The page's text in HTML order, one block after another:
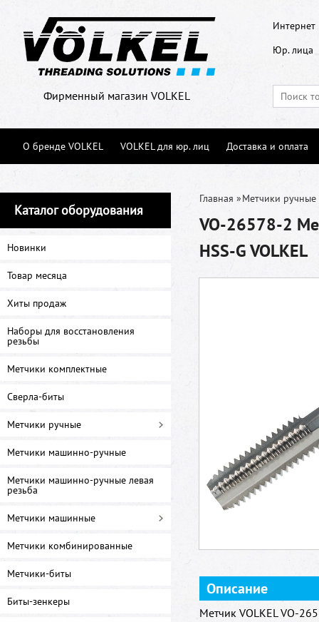
Фирменный магазин VOLKEL
Интернет
Юр. лица
О бренде VOLKEL VOLKEL для юр. лиц Доставка и оплата
Каталог оборудования
Новинки
Товар месяца
Хиты продаж
Наборы для восстановления
резьбы
Метчики комплектные
Сверла-биты
Метчики ручные
Метчики машинно-ручные
Метчики машинно-ручные левая
резьба
Метчики машинные
Метчики комбинированные
Метчики-биты
Биты-зенкеры
Главная »Метчики ручные
VO-26578-2
HSS-G VOLKEL
Описание
Метчик VOLKEL VO-